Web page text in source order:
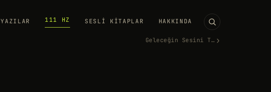
YAZILAR 111 HZ SESLI KITAPLAR HAKKINDA
Geleceğin Sesini Tasarlamak ›